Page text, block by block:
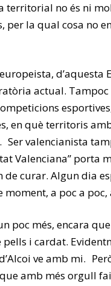
territorial no és ni
per la qual cosa no
d’aquesta
actual. Tampoc
en què territoris
Ser valencianista
Valenciana” porta
de curar. Algun dia
moment, a poc a
poc més, encara
i cardat.
ve amb mi.
amb més orgull